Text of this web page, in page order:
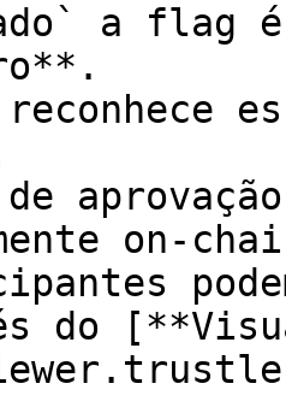
a flag
on-
do